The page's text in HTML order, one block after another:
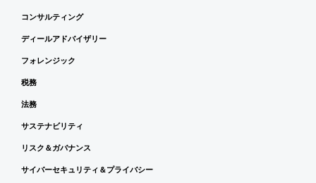
コンサルティング
ディールアドバイザリー
フォレンジック
税務
法務
サステナビリティ
リスク＆ガバナンス
サイバーセキュリティ＆プライバシー